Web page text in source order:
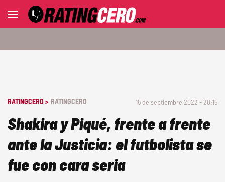
RATINGCERO > RATINGCERO 15 de septiembre 2022 - 20:15
Shakira y Piqué, frente a frente
ante la Justicia: el futbolista se
fue con cara seria